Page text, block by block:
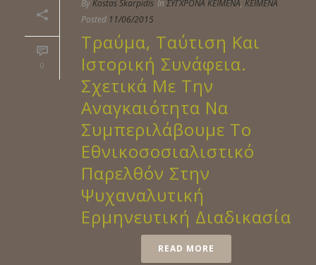
0
ByKostas Skarpidis In ΣΥΓΧΡΟΝΑ ΚΕΙΜΕΝΑ, ΚΕΙΜΕΝΑ
Posted 11/06/2015
Τραύμα, Ταύτιση Και
Ιστορική Συνάφεια.
Σχετικά Με Την
Αναγκαιότητα Να
Συμπεριλάβουμε Το
Εθνικοσοσιαλιστικό
Παρελθόν Στην
Ψυχαναλυτική
Ερμηνευτική Διαδικασία
READ MORE